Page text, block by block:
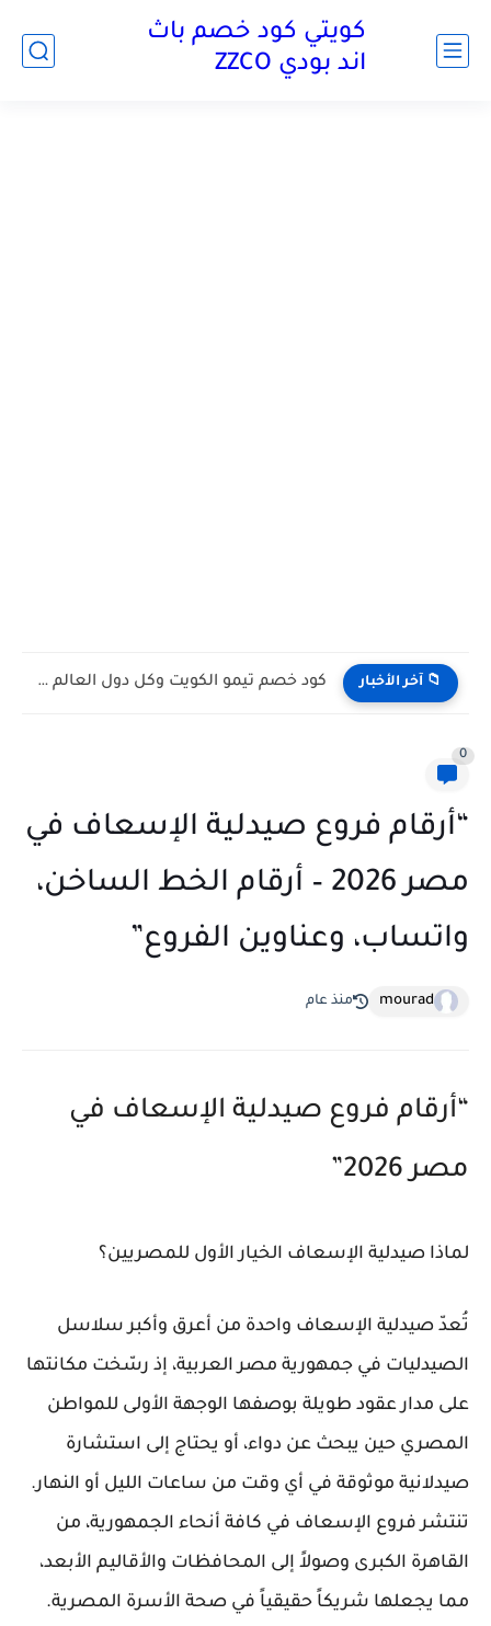
كويتي كود خصم باث
اند بودي ZZCO
📁 آخر الأخبار كود خصم تيمو الكويت وكل دول العالم 2026 افضل...
0
“أرقام فروع صيدلية الإسعاف في
مصر 2026 – أرقام الخط الساخن،
واتساب، وعناوين الفروع”
mourad منذ عام
“أرقام فروع صيدلية الإسعاف في
مصر 2026”
لماذا صيدلية الإسعاف الخيار الأول للمصريين؟
تُعدّ صيدلية الإسعاف واحدة من أعرق وأكبر سلاسل
الصيدليات في جمهورية مصر العربية، إذ رسّخت مكانتها
على مدار عقود طويلة بوصفها الوجهة الأولى للمواطن
المصري حين يبحث عن دواء، أو يحتاج إلى استشارة
صيدلانية موثوقة في أي وقت من ساعات الليل أو النهار.
تنتشر فروع الإسعاف في كافة أنحاء الجمهورية، من
القاهرة الكبرى وصولاً إلى المحافظات والأقاليم الأبعد،
مما يجعلها شريكاً حقيقياً في صحة الأسرة المصرية.